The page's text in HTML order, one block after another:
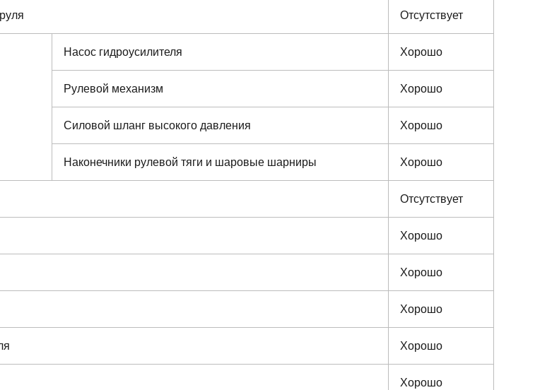
Отсутствует
Насос гидроусилителя Хорошо
Рулевой механизм Хорошо
Силовой шланг высокого давления Хорошо
Наконечники рулевой тяги и шаровые шарниры Хорошо
Отсутствует
Хорошо
Хорошо
Хорошо
Хорошо
Хорошо